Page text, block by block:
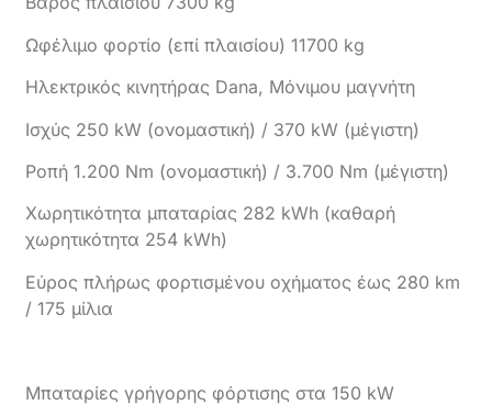
Ωφέλιμο φορτίο (επί πλαισίου) 11700 kg
Ηλεκτρικός κινητήρας Dana, Μόνιμου μαγνήτη
Ισχύς 250 kW (ονομαστική) / 370 kW (μέγιστη)
Ροπή 1.200 Nm (ονομαστική) / 3.700 Nm (μέγιστη)
Χωρητικότητα μπαταρίας 282 kWh (καθαρή
χωρητικότητα 254 kWh)
Εύρος πλήρως φορτισμένου οχήματος έως 280 km
/ 175 μίλια
Μπαταρίες γρήγορης φόρτισης στα 150 kW